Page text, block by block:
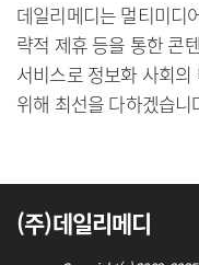
데일리메디는 멀티미디
략적 제휴 등을 통한 콘
서비스로 정보화 사회
위해 최선을 다하겠습니
(주)데일리메디